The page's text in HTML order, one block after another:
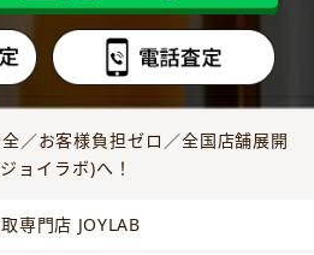
／お客様負担ゼロ／全国店舗展開
ョイラボ)へ！
専門店 JOYLAB